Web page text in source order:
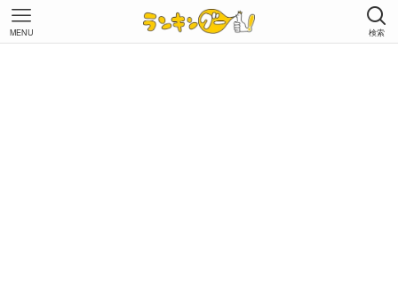
検索
MENU